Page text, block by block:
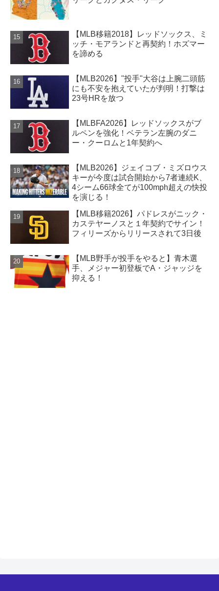
【MLB移籍2018】レッドソックス、ミ
ッチ・モアランドと再契約！ホズマー
を諦める
【MLB2026】"投手"大谷は上腕二頭筋
にも不安を抱えていたが判明！打撃は
23号HRを放つ
【MLBFA2026】レッドソックスがブ
ルペンを強化！ベテラン左腕のダニ
ー・クーロムと1年契約へ
【MLB2026】ジェイコブ・ミズロウス
キーが今度は試合開始から7者連続K、
4シーム66球全てが100mph超えの快投
を演じる！
【MLB移籍2026】パドレスがニック・
カステヤーノスと１年契約でサイン！
フィリーズからリリースされて3日後
【MLB野手が投手をやると】青木選
手、メジャー初登板でA・ジャッジを
抑える！